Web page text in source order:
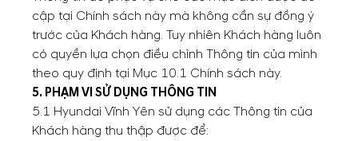
cập tại Chính sách này mà không cần sự đồng ý
trước của Khách hàng. Tuy nhiên Khách hàng luôn
có quyền lựa chọn điều chỉnh Thông tin của mình
theo quy định tại Mục 10.1 Chính sách này.
5. PHẠM VI SỬ DỤNG THÔNG TIN
5.1 Hyundai Vĩnh Yên sử dụng các Thông tin của
Khách hàng thu thập được để: